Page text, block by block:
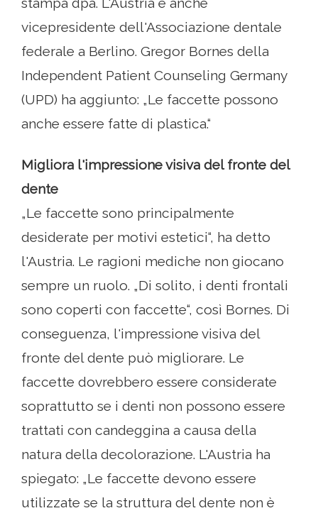
vicepresidente dell'Associazione dentale
federale a Berlino. Gregor Bornes della
Independent Patient Counseling Germany
(UPD) ha aggiunto: „Le faccette possono
anche essere fatte di plastica.“
Migliora l'impressione visiva del fronte del
dente
„Le faccette sono principalmente
desiderate per motivi estetici“, ha detto
l'Austria. Le ragioni mediche non giocano
sempre un ruolo. „Di solito, i denti frontali
sono coperti con faccette“, così Bornes. Di
conseguenza, l'impressione visiva del
fronte del dente può migliorare. Le
faccette dovrebbero essere considerate
soprattutto se i denti non possono essere
trattati con candeggina a causa della
natura della decolorazione. L'Austria ha
spiegato: „Le faccette devono essere
utilizzate se la struttura del dente non è